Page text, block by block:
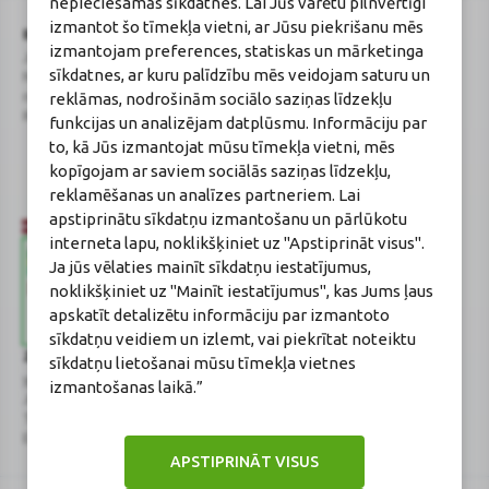
izmantot šo tīmekļa vietni, ar Jūsu piekrišanu mēs
izmantojam preferences, statiskas un mārketinga
sīkdatnes, ar kuru palīdzību mēs veidojam saturu un
reklāmas, nodrošinām sociālo saziņas līdzekļu
funkcijas un analizējam datplūsmu. Informāciju par
to, kā Jūs izmantojat mūsu tīmekļa vietni, mēs
kopīgojam ar saviem sociālās saziņas līdzekļu,
reklamēšanas un analīzes partneriem. Lai
apstiprinātu sīkdatņu izmantošanu un pārlūkotu
interneta lapu, noklikšķiniet uz "Apstiprināt visus".
Ja jūs vēlaties mainīt sīkdatņu iestatījumus,
noklikšķiniet uz "Mainīt iestatījumus", kas Jums ļaus
apskatīt detalizētu informāciju par izmantoto
sīkdatņu veidiem un izlemt, vai piekrītat noteiktu
sīkdatņu lietošanai mūsu tīmekļa vietnes
izmantošanas laikā.”
APSTIPRINĀT VISUS
BENU Aptieka Latvija, SIA
Juridiskā adrese / Faktiskā adrese:
Noliktavu iela 5, Dreiliņi, Stopiņu
novads, LV-2130
Reģistrācijas Nr.: 40003252167
Licence
Licences numurs: A00010
E-aptiekas kontakti
Aptiekas vadītāja:
Sertificēta farmaceite: Jeļena
Gončarova
Reģistrācijas Nr.: F-0834
Sertifikāta Nr.: 215.2025
Zāļu valsts aģentūra
www.zva.gov.lv
E-pasts: info@zva.gov.lv
Veselības inspekcija
E-pasts: vi@vi.gov.lv